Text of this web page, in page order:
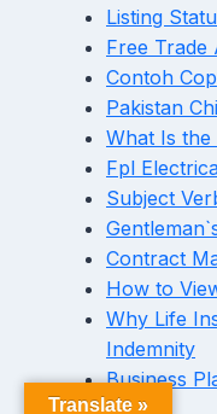
Translate »
Listing
Free Trade
Contoh
Pakistan
What Is
Fpl
Subject
Contract
How to
Why Life
Indemnity
Business